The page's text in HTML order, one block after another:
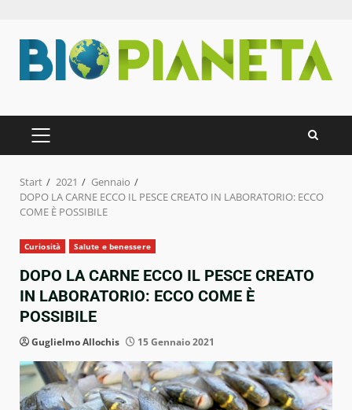
Inhalt
springen
PRIMÄRES
MENÜ
Start 2021
Gennaio
DOPO LA CARNE ECCO IL PESCE CREATO IN LABORATORIO: ECCO
COME È POSSIBILE
Curiosità Salute e benessere
DOPO LA CARNE ECCO IL PESCE CREATO
IN LABORATORIO: ECCO COME È
POSSIBILE
Guglielmo Allochis 15 Gennaio 2021